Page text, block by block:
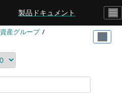
製品ドキュメント
資産グループ